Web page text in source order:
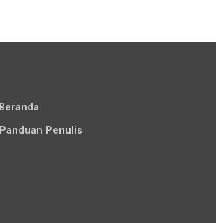
Beranda
Panduan Penulis